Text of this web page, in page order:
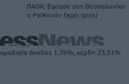
ΠΑΟΚ: Έφτασε στη Θεσσαλονίκη
ο ΡαϊΚουάν Γκρέι (pics)
άνοδος 1,76%, κέρδη 23,31%